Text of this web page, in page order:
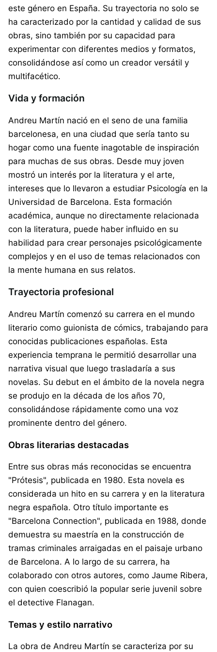
este género en España. Su trayectoria no solo se
ha caracterizado por la cantidad y calidad de sus
obras, sino también por su capacidad para
experimentar con diferentes medios y formatos,
consolidándose así como un creador versátil y
multifacético.
Vida y formación
Andreu Martín nació en el seno de una familia
barcelonesa, en una ciudad que sería tanto su
hogar como una fuente inagotable de inspiración
para muchas de sus obras. Desde muy joven
mostró un interés por la literatura y el arte,
intereses que lo llevaron a estudiar Psicología en la
Universidad de Barcelona. Esta formación
académica, aunque no directamente relacionada
con la literatura, puede haber influido en su
habilidad para crear personajes psicológicamente
complejos y en el uso de temas relacionados con
la mente humana en sus relatos.
Trayectoria profesional
Andreu Martín comenzó su carrera en el mundo
literario como guionista de cómics, trabajando para
conocidas publicaciones españolas. Esta
experiencia temprana le permitió desarrollar una
narrativa visual que luego trasladaría a sus
novelas. Su debut en el ámbito de la novela negra
se produjo en la década de los años 70,
consolidándose rápidamente como una voz
prominente dentro del género.
Obras literarias destacadas
Entre sus obras más reconocidas se encuentra
"Prótesis", publicada en 1980. Esta novela es
considerada un hito en su carrera y en la literatura
negra española. Otro título importante es
"Barcelona Connection", publicada en 1988, donde
demuestra su maestría en la construcción de
tramas criminales arraigadas en el paisaje urbano
de Barcelona. A lo largo de su carrera, ha
colaborado con otros autores, como Jaume Ribera,
con quien coescribió la popular serie juvenil sobre
el detective Flanagan.
Temas y estilo narrativo
La obra de Andreu Martín se caracteriza por su